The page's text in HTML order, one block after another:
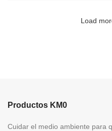
€ 5,78
Load
Productos KM0
Cuidar el medio ambiente para